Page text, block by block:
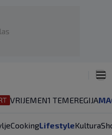
VRIJEMEN1 TEMEREGIJA
CookingLifestyleKultura